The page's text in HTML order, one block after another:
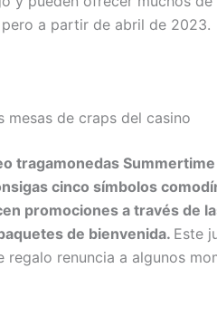
a partir de abril de 2023.
mesas de craps del casino
tragamonedas
cinco símbolos
promociones a través de
de bienvenida. Este
regalo renuncia a algunos